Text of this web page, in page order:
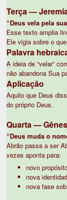
Terça —
“Deus vela pela
Esse texto amplia
Ele vigia sobre o
Palavra
A ideia de “velar”
não abandona Sua
Aplicação
Aquilo que Deus
do próprio Deus.
Quarta —
“Deus muda o
Abrão passa a ser
vezes aponta para:
novo
nova
nova fase